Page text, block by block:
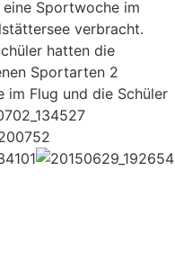
Sportwoche im
verbracht.
hatten die
Sportarten 2
im Flug und die Schüler